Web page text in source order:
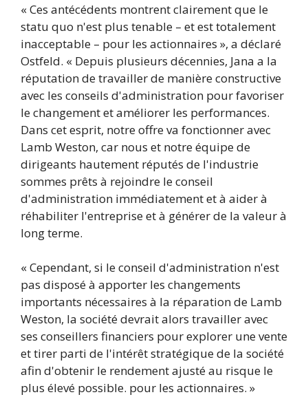
« Ces antécédents montrent clairement que le
statu quo n'est plus tenable – et est totalement
inacceptable – pour les actionnaires », a déclaré
Ostfeld. « Depuis plusieurs décennies, Jana a la
réputation de travailler de manière constructive
avec les conseils d'administration pour favoriser
le changement et améliorer les performances.
Dans cet esprit, notre offre va fonctionner avec
Lamb Weston, car nous et notre équipe de
dirigeants hautement réputés de l'industrie
sommes prêts à rejoindre le conseil
d'administration immédiatement et à aider à
réhabiliter l'entreprise et à générer de la valeur à
long terme.
« Cependant, si le conseil d'administration n'est
pas disposé à apporter les changements
importants nécessaires à la réparation de Lamb
Weston, la société devrait alors travailler avec
ses conseillers financiers pour explorer une vente
et tirer parti de l'intérêt stratégique de la société
afin d'obtenir le rendement ajusté au risque le
plus élevé possible. pour les actionnaires. »